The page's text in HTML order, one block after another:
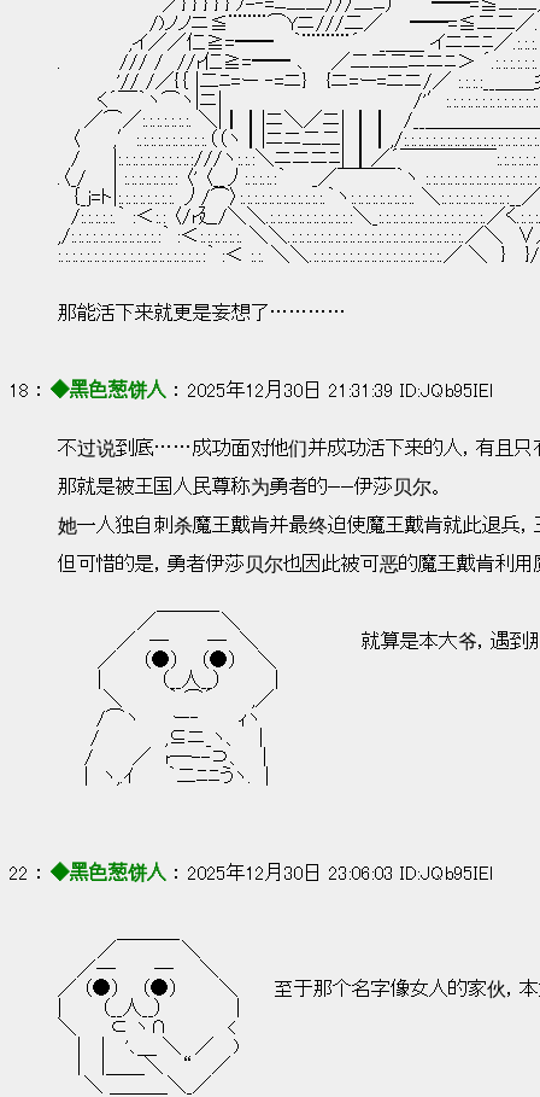
／} } } } } ﾉ-‐=ﾆ二二///二ﾆ）´　　━━=≦二二／
/)ノノニ≦¨¨¨¨⌒Yニ///二／　　━━=≦二二／
,イ／／仁≧=━━　 ｀¨¨¨¨¨´　 _＿＿ イニニﾆ／
.　 　 　 /// /　//r仁≧=━━ ､　　／二二二ニニﾆ＞
'// /／{｛ |二ﾆ=ー ‐=ニ}　 {ニ=ー=ニニ/／ :.:.:.:__＿＿彡
く´￣｀ヽ⌒ヽ|ニ|　　　　　　　　　　　 　 　 /
／⌒／:.:.:.:.:.:.:. ＼|┃┃|ニ＼／ニ| ┃┃　/__＿＿＿＿＿
〈　　 ,′:.:.:.:.:.:.:.:.:.:.（（ヽ┃|ニニ二二| ┃┃,/
/　　 |:.:.:.:.:.:.:.:.:.:.:///ヽ:.:.:＼ニニニﾆ| ┃／´￣￣￣￣￣
.〈_/　　| :.:.:.:.:.:.:.: 〈' 〈__丿:.:.:.:.:｀ 　 _／￣￣￣｀ヽ
｛_j=ト|:.:.:.:.:.:.:.:. 丿/⌒〉:.:.:.:.:.:.:.:.:.:.:.:.｀ヽ:.:.:.:.:.:.:.:.:. ＼
/:.:.:.:.:.｀ :＜:.: 〈/r廴/＼＼.:.:.:.:.:.:.:.:.:.:.:.:＼
,/:.:.:.:.:.:.:.:.:.:.:.:.:｀ :＜:.:.:.:.:.:. ＼＼
:.:.:.:.:.:.:.:.:.:.:.:.:.:.:.:.:.:.:.:.:｀ :＜ :.:. ＼＼
那能活下来就更是妄想了…………
18 ： ◆黑色葱饼人 ： 2025年12月30日 21:31:39 ID:JQb95IEl
不过说到底……成功面对他们并成功活下来的人，有且只
那就是被王国人民尊称为勇者的——伊莎贝尔。
她一人独自刺杀魔王戴肯并最终迫使魔王戴肯就此退兵
但可惜的是，勇者伊莎贝尔也因此被可恶的魔王戴肯利
／　　 　 　＼
／　─　 　 ─　＼                 就算是本大爷，遇到那
／ 　 （●） 　（●）　 ＼
|　 　 　 （__人__）　 　　 |
＼　 　　｀ ⌒´ 　　 ,／
/⌒ヽ　 　ー‐ 　 　ｨヽ
/ 　　　 　,⊆ニ_ヽ、　 |
/　 　 ／　r─--⊃、 　|
|　ヽ,.ｲ　　 ｀二ﾆﾆうヽ.　|
22 ： ◆黑色葱饼人 ： 2025年12月30日 23:06:03 ID:JQb95IEl
／　　 　 　＼
／─　 　 ─　　＼
／ （●） 　（●）　　　＼      至于那个名字像女人的家伙，
|　 　 （__人__）　　　　　 |
＼　　 ⊂ ヽ∩　　　　 <
|　 |　 '､＿ ＼　／　 )
|　 |＿＿＼　 “　 ／
＼ ＿＿＿＼_／